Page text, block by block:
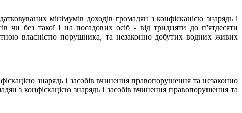
мінімумів доходів громадян з конфіскацією знарядь і
чи без такої і на посадових осіб - від тридцяти до п'ятдесяти
власністю порушника, та незаконно добутих водних живих
знарядь і засобів вчинення правопорушення та незакон­но
з конфіскацією знарядь і засобів вчинення правопорушення та